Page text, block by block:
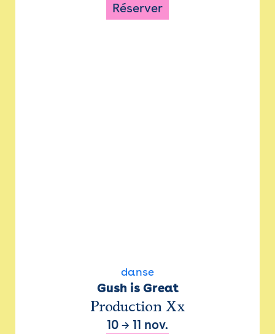
Réserver
danse
Gush is Great
Production Xx
10 → 11 nov.